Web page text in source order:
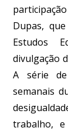
Dupas,
Estudos
divulgação
A série
semanais
trabalho,